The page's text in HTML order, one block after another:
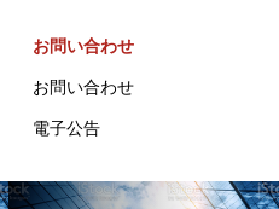
お問い合わせ
お問い合わせ
電子公告